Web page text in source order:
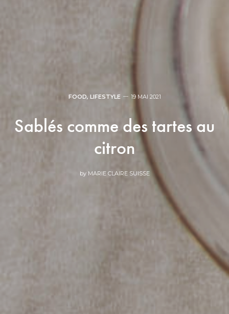
FOOD, LIFESTYLE 19 MAI 2021
Sablés comme des tartes au
citron
by MARIE CLAIRE SUISSE